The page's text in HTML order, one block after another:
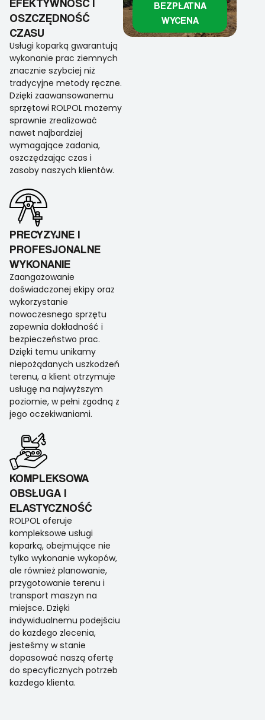
EFEKTYWNOŚĆ I
OSZCZĘDNOŚĆ
CZASU
Usługi koparką gwarantują
wykonanie prac ziemnych
znacznie szybciej niż
tradycyjne metody ręczne.
Dzięki zaawansowanemu
sprzętowi ROLPOL możemy
sprawnie zrealizować
nawet najbardziej
wymagające zadania,
oszczędzając czas i
zasoby naszych klientów.
PRECYZYJNE I
PROFESJONALNE
WYKONANIE
Zaangażowanie
doświadczonej ekipy oraz
wykorzystanie
nowoczesnego sprzętu
zapewnia dokładność i
bezpieczeństwo prac.
Dzięki temu unikamy
niepożądanych uszkodzeń
terenu, a klient otrzymuje
usługę na najwyższym
poziomie, w pełni zgodną z
jego oczekiwaniami.
KOMPLEKSOWA
OBSŁUGA I
ELASTYCZNOŚĆ
ROLPOL oferuje
kompleksowe usługi
koparką, obejmujące nie
tylko wykonanie wykopów,
ale również planowanie,
przygotowanie terenu i
transport maszyn na
miejsce. Dzięki
indywidualnemu podejściu
do każdego zlecenia,
jesteśmy w stanie
dopasować naszą ofertę
do specyficznych potrzeb
każdego klienta.
BEZPŁATNA
WYCENA